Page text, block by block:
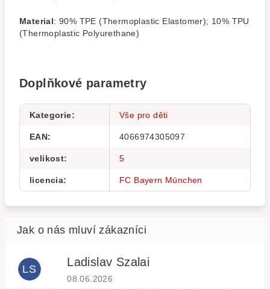
Material: 90% TPE (Thermoplastic Elastomer); 10% TPU
(Thermoplastic Polyurethane)
Doplňkové parametry
Kategorie: Vše pro děti
EAN: 4066974305097
velikost: 5
licencia: FC Bayern München
LS
Ladislav Szalai
Hodnocení obchodu je 5 z 5 hvězdiček.
08.06.2026